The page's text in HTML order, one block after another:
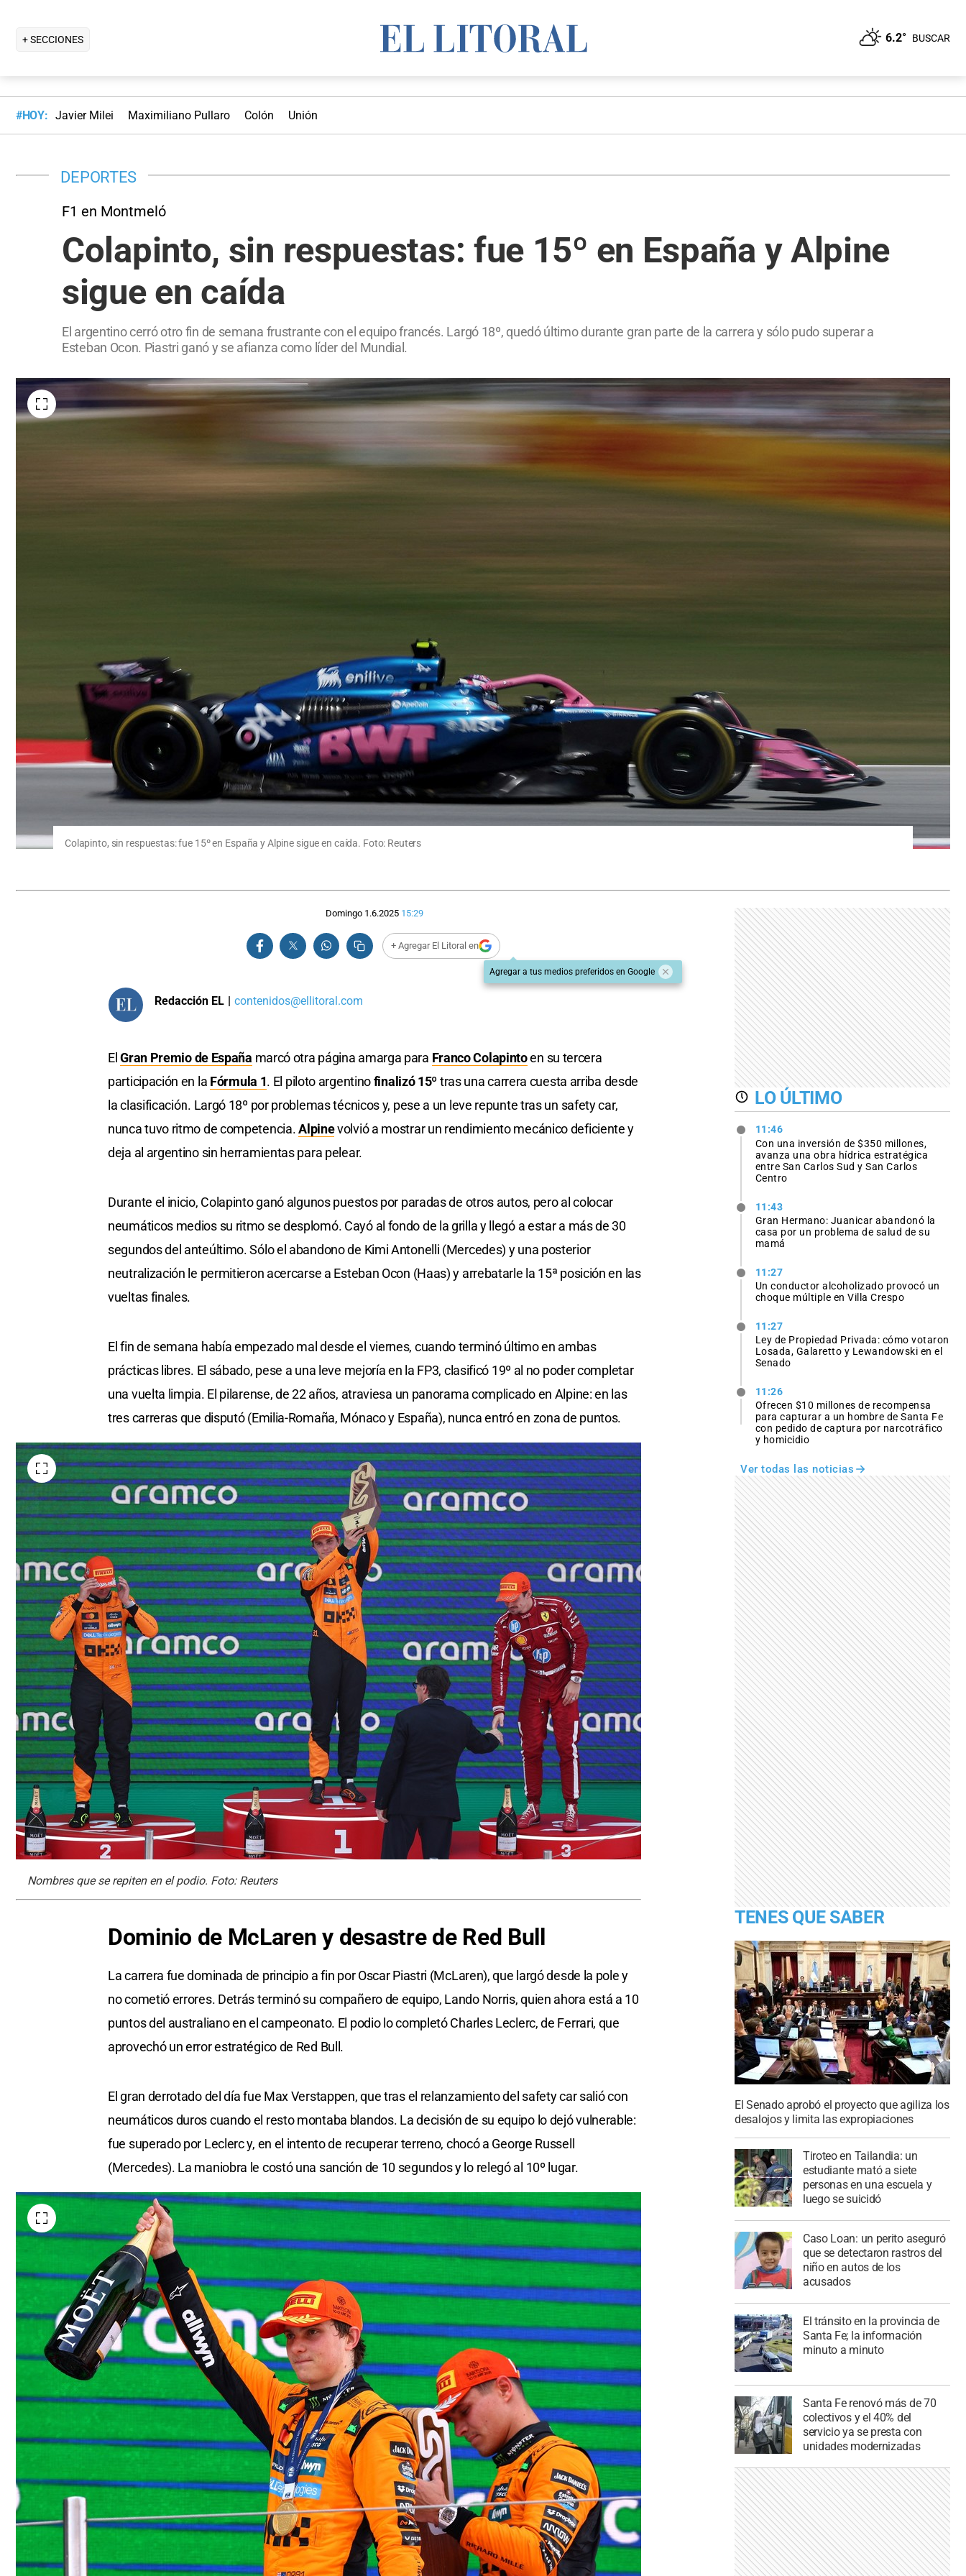
+ SECCIONES 6.2° BUSCAR
#HOY: Javier Milei Maximiliano Pullaro Colón Unión
DEPORTES
F1 en Montmeló
Colapinto, sin respuestas: fue 15º en España y Alpine
sigue en caída
El argentino cerró otro fin de semana frustrante con el equipo francés. Largó 18º, quedó último durante gran parte de la carrera y sólo pudo superar a
Esteban Ocon. Piastri ganó y se afianza como líder del Mundial.
Colapinto, sin respuestas: fue 15º en España y Alpine sigue en caída. Foto: Reuters
Domingo 1.6.2025 15:29
+ Agregar El Litoral en
Agregar a tus medios preferidos en Google
Redacción EL | contenidos@ellitoral.com
ElGran Premio de España marcó otra página amarga para Franco Colapintoen su tercera
participación en la Fórmula 1. El piloto argentinofinalizó 15ºtras una carrera cuesta arriba desde
la clasificación. Largó 18º por problemas técnicos y, pese a un leve repunte tras un safety car,
nunca tuvo ritmo de competencia.Alpinevolvió a mostrar un rendimiento mecánico deficiente y
deja al argentino sin herramientas para pelear.
Durante el inicio, Colapinto ganó algunos puestos por paradas de otros autos, pero al colocar
neumáticos medios su ritmo se desplomó. Cayó al fondo de la grilla y llegó a estar a más de 30
segundos del anteúltimo. Sólo el abandono de Kimi Antonelli (Mercedes) y una posterior
neutralización le permitieron acercarse a Esteban Ocon (Haas) y arrebatarle la 15ª posición en las
vueltas finales.
El fin de semana había empezado mal desde el viernes, cuando terminó último en ambas
prácticas libres. El sábado, pese a una leve mejoría en la FP3, clasificó 19º al no poder completar
una vuelta limpia. El pilarense, de 22 años, atraviesa un panorama complicado en Alpine: en las
tres carreras que disputó (Emilia-Romaña, Mónaco y España), nunca entró en zona de puntos.
Nombres que se repiten en el podio. Foto: Reuters
Dominio de McLaren y desastre de Red Bull
La carrera fue dominada de principio a fin por Oscar Piastri (McLaren), que largó desde la pole y
no cometió errores. Detrás terminó su compañero de equipo, Lando Norris, quien ahora está a 10
puntos del australiano en el campeonato. El podio lo completó Charles Leclerc, de Ferrari, que
aprovechó un error estratégico de Red Bull.
El gran derrotado del día fue Max Verstappen, que tras el relanzamiento del safety car salió con
neumáticos duros cuando el resto montaba blandos. La decisión de su equipo lo dejó vulnerable:
fue superado por Leclerc y, en el intento de recuperar terreno, chocó a George Russell
(Mercedes). La maniobra le costó una sanción de 10 segundos y lo relegó al 10º lugar.
LO ÚLTIMO
11:46
Con una inversión de $350 millones,
avanza una obra hídrica estratégica
entre San Carlos Sud y San Carlos
Centro
11:43
Gran Hermano: Juanicar abandonó la
casa por un problema de salud de su
mamá
11:27
Un conductor alcoholizado provocó un
choque múltiple en Villa Crespo
11:27
Ley de Propiedad Privada: cómo votaron
Losada, Galaretto y Lewandowski en el
Senado
11:26
Ofrecen $10 millones de recompensa
para capturar a un hombre de Santa Fe
con pedido de captura por narcotráfico
y homicidio
Ver todas las noticias
TENES QUE SABER
El Senado aprobó el proyecto que agiliza los
desalojos y limita las expropiaciones
Tiroteo en Tailandia: un
estudiante mató a siete
personas en una escuela y
luego se suicidó
Caso Loan: un perito aseguró
que se detectaron rastros del
niño en autos de los
acusados
El tránsito en la provincia de
Santa Fe; la información
minuto a minuto
Santa Fe renovó más de 70
colectivos y el 40% del
servicio ya se presta con
unidades modernizadas